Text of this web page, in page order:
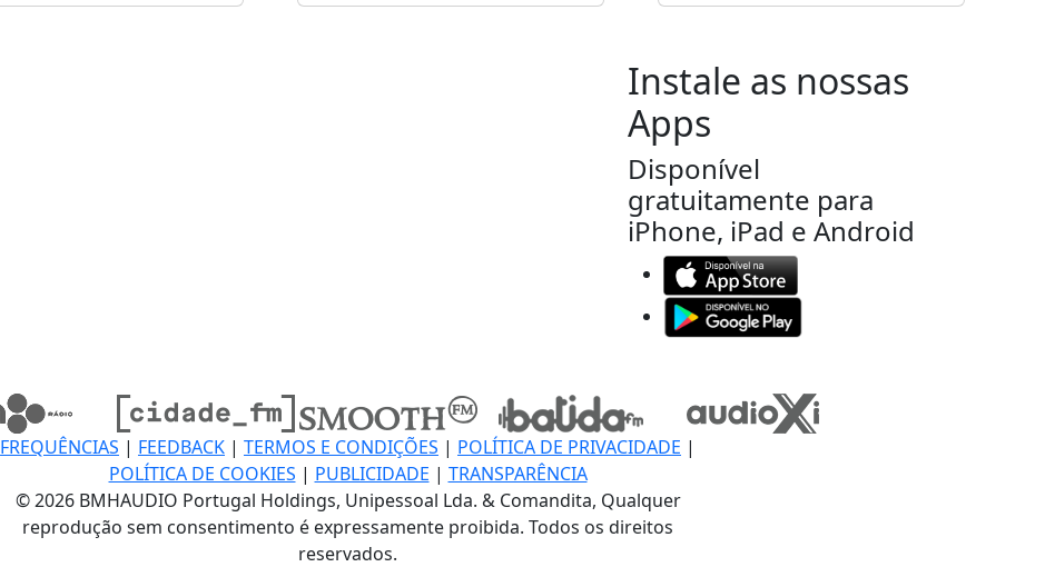
Instale as nossas
Apps
Disponível
gratuitamente para
iPhone, iPad e Android
FREQUÊNCIAS | FEEDBACK | TERMOS E CONDIÇÕES | POLÍTICA DE PRIVACIDADE |
POLÍTICA DE COOKIES | PUBLICIDADE | TRANSPARÊNCIA
© 2026 BMHAUDIO Portugal Holdings, Unipessoal Lda. & Comandita, Qualquer
reprodução sem consentimento é expressamente proibida. Todos os direitos
reservados.